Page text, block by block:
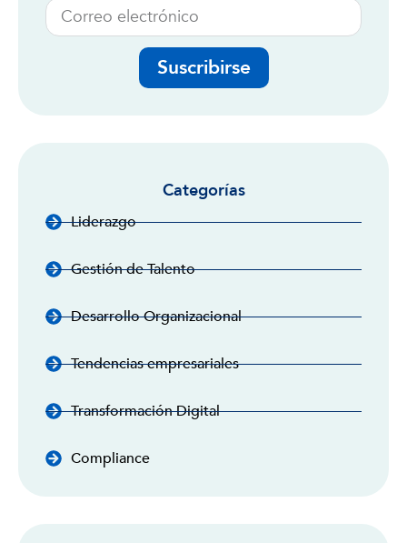
Suscribirse
Categorías
Liderazgo
Gestión de Talento
Desarrollo Organizacional
Tendencias empresariales
Transformación Digital
Compliance